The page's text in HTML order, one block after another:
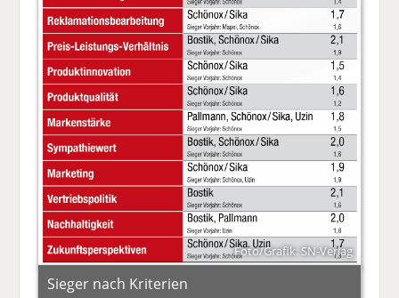
Foto/Grafik: SN-Verlag
Sieger nach Kriterien